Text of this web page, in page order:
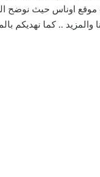
موقع اوناس حيث نوضح
.. كما نهديكم